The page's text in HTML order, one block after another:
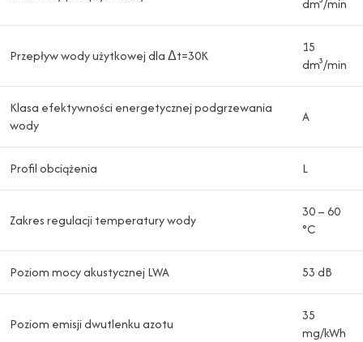
dm³/min
Przepływ wody użytkowej dla Δt=30K
15
dm³/min
Klasa efektywności energetycznej podgrzewania
wody
A
Profil obciążenia L
Zakres regulacji temperatury wody
30 – 60
°C
Poziom mocy akustycznej LWA 53 dB
Poziom emisji dwutlenku azotu
35
mg/kWh